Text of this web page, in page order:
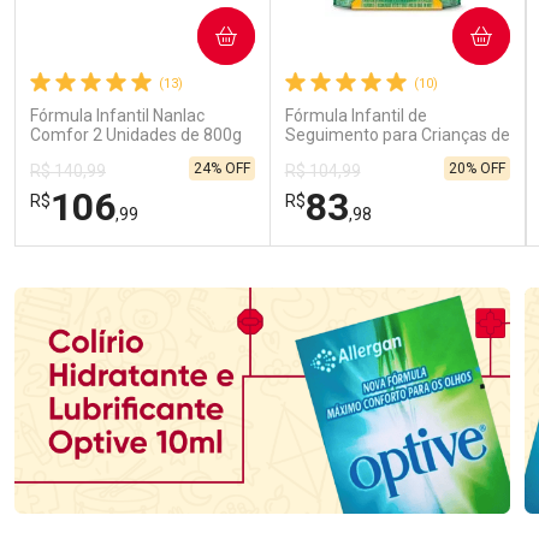
(13)
Fórmula Infantil Nanlac
Comfor 2 Unidades de 800g
R$ 140,99
R$106,99
24% OFF
COMPRAR
(10)
Fórmula Infantil de
Seguimento para Crianças de
Primeira Infância Nestonutri
2 Unidades de 800g cada
R$ 104,99
R$83,98
20% OFF
COMPRAR
Laboratório
Por Menos